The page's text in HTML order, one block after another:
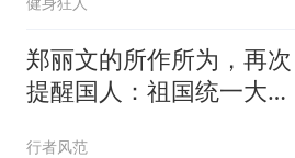
郑丽文的所作所为，再次
提醒国人：祖国统一大
行者风范